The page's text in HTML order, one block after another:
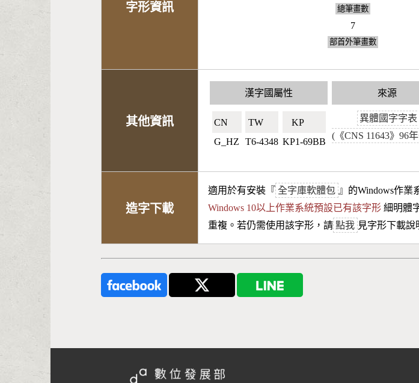
字形資訊 總筆畫數
7
部首外筆畫數
其他資訊
漢字國屬性
CN🇨🇳
G_HZ
TW🇹🇼
T6-4348
KP🇰🇵
KP1-69BB
來源
異體國字字表
(《CNS 11643》96
造字下載
適用於有安裝『 全字庫軟體包 』的Windows作業
Windows 10以上作業系統預設已有該字形 細明體
重複。若仍需使用該字形，請 點我 見字形下載說